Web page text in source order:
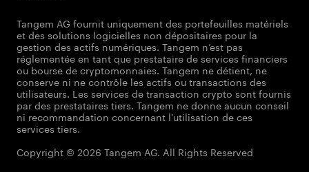
Tangem AG fournit uniquement des portefeuilles matériels
et des solutions logicielles non dépositaires pour la
gestion des actifs numériques. Tangem n’est pas
réglementée en tant que prestataire de services financiers
ou bourse de cryptomonnaies. Tangem ne détient, ne
conserve ni ne contrôle les actifs ou transactions des
utilisateurs. Les services de transaction crypto sont fournis
par des prestataires tiers. Tangem ne donne aucun conseil
ni recommandation concernant l'utilisation de ces
services tiers.